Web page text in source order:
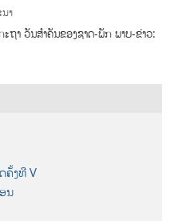
າ
ຖາ ວັນສໍາຄັນຂອງຊາດ-ພັກ ພາບ-ຂ່າວ:
ຄັ້ງທີ V
ນ